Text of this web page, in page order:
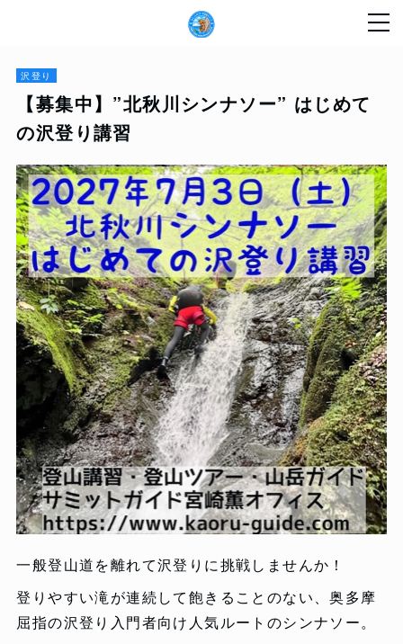
沢登り
【募集中】”北秋川シンナソー” はじめて
の沢登り講習
一般登山道を離れて沢登りに挑戦しませんか！
登りやすい滝が連続して飽きることのない、奥多摩
屈指の沢登り入門者向け人気ルートのシンナソー。